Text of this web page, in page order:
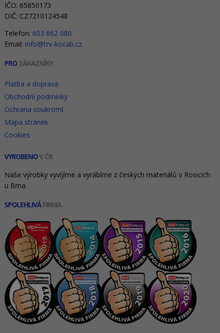
IČO: 65850173
DIČ: CZ7210124548
Telefon: 603 862 080
Email: info@trv-kocab.cz
PROZÁKAZNÍKY
Platba a doprava
Obchodní podmínky
Ochrana soukromí
Mapa stránek
Cookies
VYROBENOV ČR
Naše výrobky vyvíjíme a vyrábíme z českých materiálů v Rosicích
u Brna.
SPOLEHLIVÁFIRMA